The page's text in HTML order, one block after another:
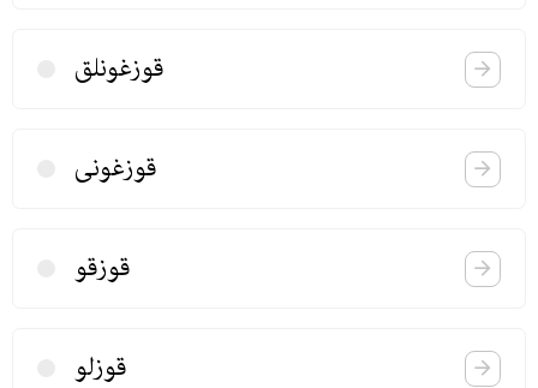
قوزغونلق
قوزغونی
قوزقو
قوزلو